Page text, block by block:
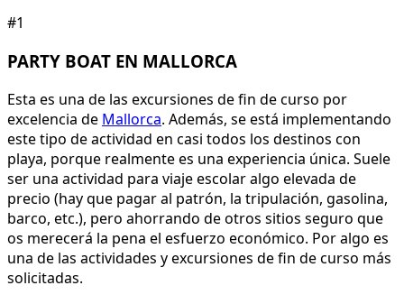
#1
PARTY BOAT EN MALLORCA
Esta es una de las excursiones de fin de curso por
excelencia de Mallorca. Además, se está implementando
este tipo de actividad en casi todos los destinos con
playa, porque realmente es una experiencia única. Suele
ser una actividad para viaje escolar algo elevada de
precio (hay que pagar al patrón, la tripulación, gasolina,
barco, etc.), pero ahorrando de otros sitios seguro que
os merecerá la pena el esfuerzo económico. Por algo es
una de las actividades y excursiones de fin de curso más
solicitadas.